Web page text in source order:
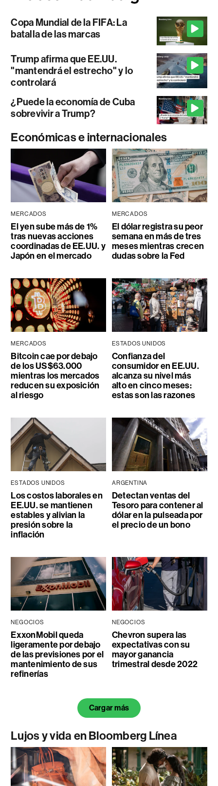
Copa Mundial de la FIFA: La
batalla de las marcas
Trump afirma que EE.UU.
"mantendrá el estrecho" y lo
controlará
¿Puede la economía de Cuba
sobrevivir a Trump?
Económicas e internacionales
MERCADOS
El yen sube más de 1%
tras nuevas acciones
coordinadas de EE.UU. y
Japón en el mercado
MERCADOS
El dólar registra su peor
semana en más de tres
meses mientras crecen
dudas sobre la Fed
MERCADOS
Bitcoin cae por debajo
de los US$63.000
mientras los mercados
reducen su exposición
al riesgo
ESTADOS UNIDOS
Confianza del
consumidor en EE.UU.
alcanza su nivel más
alto en cinco meses:
estas son las razones
ESTADOS UNIDOS
Los costos laborales en
EE.UU. se mantienen
estables y alivian la
presión sobre la
inflación
ARGENTINA
Detectan ventas del
Tesoro para contener al
dólar en la pulseada por
el precio de un bono
NEGOCIOS
ExxonMobil queda
ligeramente por debajo
de las previsiones por el
mantenimiento de sus
refinerías
NEGOCIOS
Chevron supera las
expectativas con su
mayor ganancia
trimestral desde 2022
Cargar más
Lujos y vida en Bloomberg Línea